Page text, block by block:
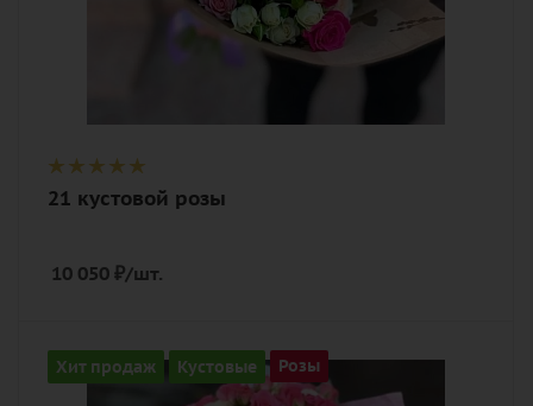
21 кустовой розы
10 050 ₽/шт.
Хит продаж Кустовые Розы
Количество
35